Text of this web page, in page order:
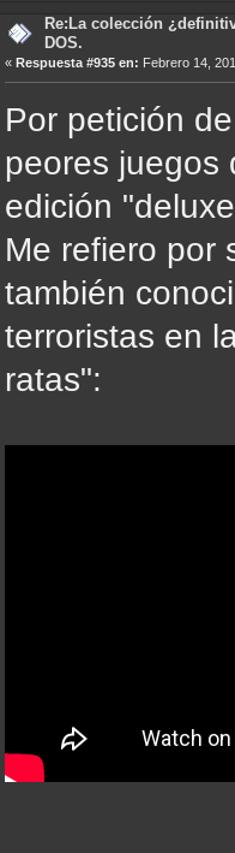
Re:La colección
DOS.
« Respuesta #935 en: Febrero 14,
Por petición
peores juegos
edición
Me refiero por
también
terroristas en
ratas":